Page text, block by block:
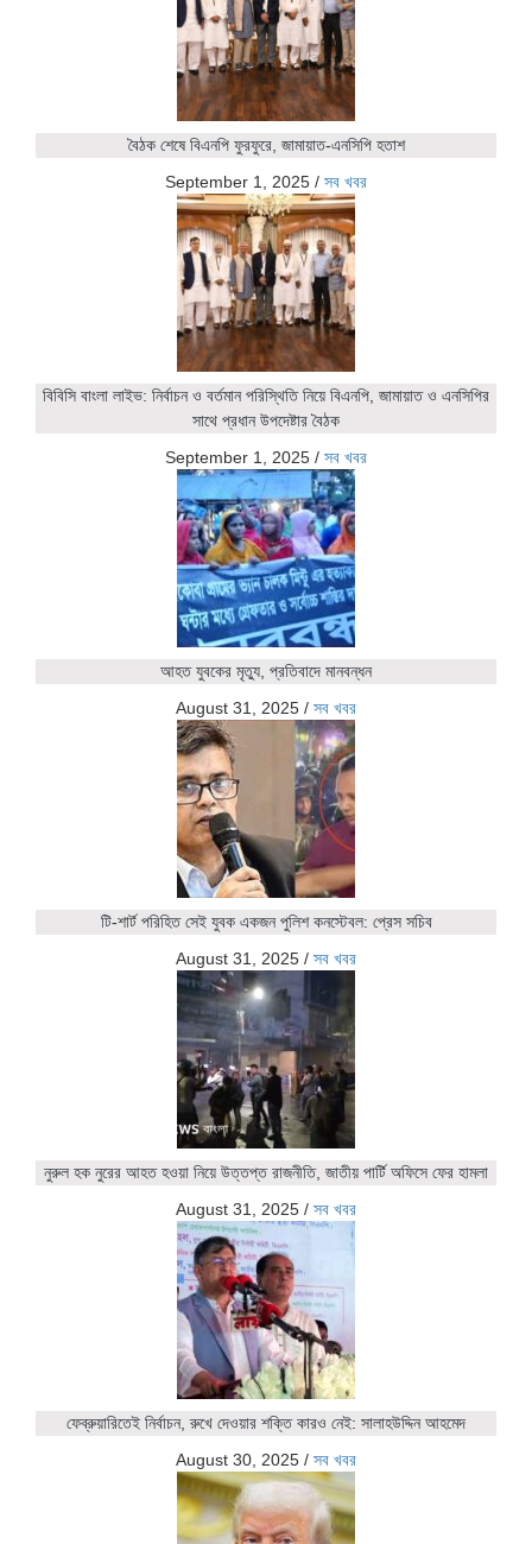
বৈঠক শেষে বিএনপি ফুরফুরে, জামায়াত-এনসিপি হতাশ
September 1, 2025 / সব খবর
বিবিসি বাংলা লাইভ: নির্বাচন ও বর্তমান পরিস্থিতি নিয়ে বিএনপি, জামায়াত ও এনসিপির
সাথে প্রধান উপদেষ্টার বৈঠক
September 1, 2025 / সব খবর
আহত যুবকের মৃত্যু, প্রতিবাদে মানবন্ধন
August 31, 2025 / সব খবর
টি-শার্ট পরিহিত সেই যুবক একজন পুলিশ কনস্টেবল: প্রেস সচিব
August 31, 2025 / সব খবর
নুরুল হক নুরের আহত হওয়া নিয়ে উত্তপ্ত রাজনীতি, জাতীয় পার্টি অফিসে ফের হামলা
August 31, 2025 / সব খবর
ফেব্রুয়ারিতেই নির্বাচন, রুখে দেওয়ার শক্তি কারও নেই: সালাহউদ্দিন আহমেদ
August 30, 2025 / সব খবর